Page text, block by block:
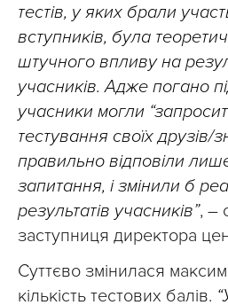
тестів, у яких брали
вступників, була
штучного впливу на
учасників. Адже погано
учасники могли
тестування своїх друзів/
правильно відповіли
запитання, і змінили б
результатів учасників”, –
заступниця директора
Суттєво змінилася
кількість тестових балів.